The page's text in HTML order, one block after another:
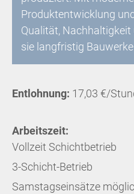
Produktentwicklung
Qualität,
sie langfristig
Entlohnung: 17,03 €/
Arbeitszeit:
Vollzeit Schichtbetrieb
3-Schicht-Betrieb
Samstagseinsätze